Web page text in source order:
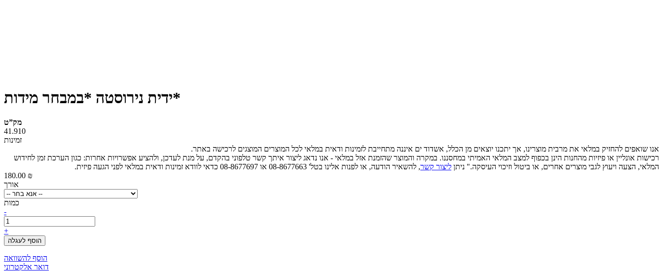
ידית נירוסטה *במבחר מידות*
מק”ט
41.910
זמינות
אנו שואפים להחזיק במלאי את מרבית מוצרינו, אך יתכנו יוצאים מן הכלל, אשדוד ים איננה מתחייבת לזמינות ודאית במלאי לכל המוצרים המוצגים לרכישה באתר.
רכישות אונליין או פיזיות מהחנות הינן בכפוף למצב המלאי האמיתי במחסננו. במקרה והמוצר שהזמנת אזל במלאי - אנו נדאג ליצור איתך קשר טלפוני בהקדם, על מנת לעדכן, ולהציע אפשרויות אחרות: כגון הערכת זמן לחידוש
המלאי, הצעה ויעוץ לגבי מוצרים אחרים, או ביטול וזיכוי העיסקה." ניתן ליצור קשר, להשאיר הודעה, או לפנות אלינו בטל' 08-8677663 או 08-8677697 כדאי לוודא זמינות ודאית במלאי לפני הגעה פיזית.
180.00 ₪
אורך
כמות
-
+
הוסף לעגלה
הוסף להשוואה
דואר אלקטרוני